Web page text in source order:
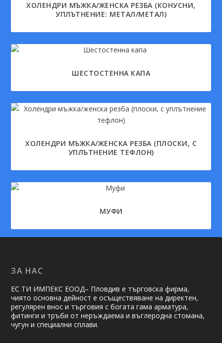
ХОЛЕНДРИ МЪЖКА/ЖЕНСКА РЕЗБА (КОНУСНИ,
УПЛЪТНЕНИЕ: МЕТАЛ/МЕТАЛ)
ШЕСТОСТЕННА КАПА
ХОЛЕНДРИ МЪЖКА/ЖЕНСКА РЕЗБА (ПЛОСКИ, С
УПЛЪТНЕНИЕ ТЕФЛОН)
МУФИ
ЗА НАС
ЕС ТИ ИМПЕКС ЕООД– Пловдив е търговска фирма,
чиято основна дейност е осъществяване на ди­рек­тен,
регулярен внос и търговия с богата гама арматура,
фитинги и тръби от неръждаема и въглеродна стомана,
чугун и специални сплави.